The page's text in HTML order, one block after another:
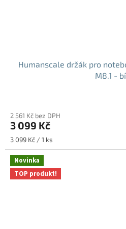
Humanscale držák pro
M8.1 -
2 561 Kč bez DPH
3 099 Kč
Měrná
cena:
3 099 Kč / 1 ks
Novinka
TOP produkt!